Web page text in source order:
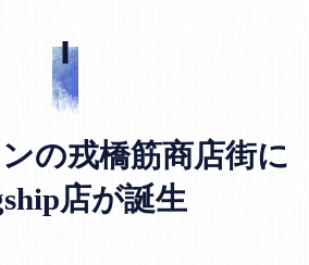
の戎橋筋商店街に
店が誕生